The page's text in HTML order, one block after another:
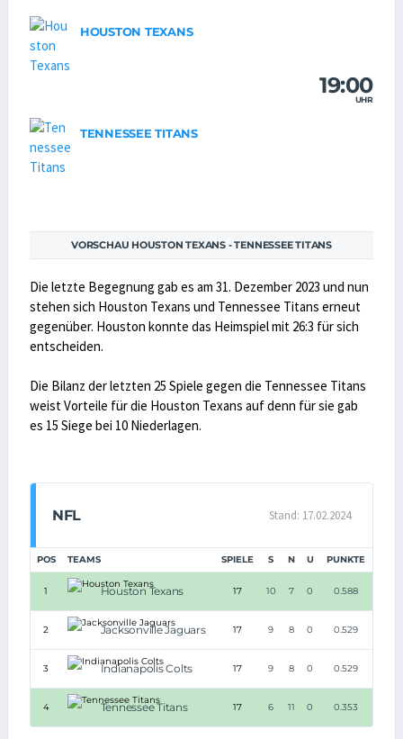
HOUSTON TEXANS
19:00
UHR
TENNESSEE TITANS
VORSCHAU HOUSTON TEXANS - TENNESSEE TITANS
Die letzte Begegnung gab es am 31. Dezember 2023 und nun
stehen sich Houston Texans und Tennessee Titans erneut
gegenüber. Houston konnte das Heimspiel mit 26:3 für sich
entscheiden.
Die Bilanz der letzten 25 Spiele gegen die Tennessee Titans
weist Vorteile für die Houston Texans auf denn für sie gab
es 15 Siege bei 10 Niederlagen.
NFL Stand: 17.02.2024
POS TEAMS SPIELE S N U PUNKTE
1 Houston Texans 17 10 7 0 0.588
2 Jacksonville Jaguars 17 9 8 0 0.529
3 Indianapolis Colts 17 9 8 0 0.529
4 Tennessee Titans 17 6 11 0 0.353